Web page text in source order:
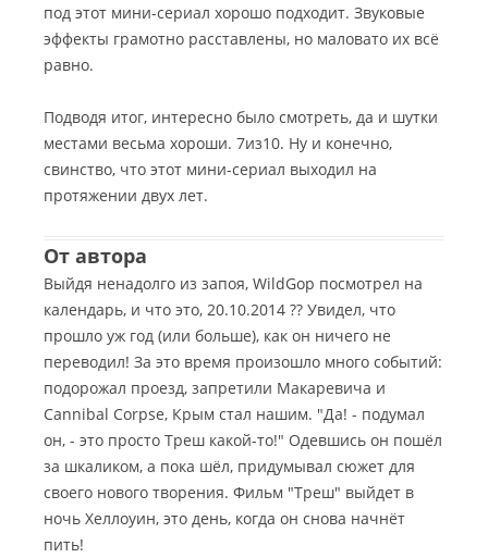
под этот мини-сериал хорошо подходит. Звуковые
эффекты грамотно расставлены, но маловато их всё
равно.
Подводя итог, интересно было смотреть, да и шутки
местами весьма хороши. 7из10. Ну и конечно,
свинство, что этот мини-сериал выходил на
протяжении двух лет.
От автора
Выйдя ненадолго из запоя, WildGop посмотрел на
календарь, и что это, 20.10.2014 ?? Увидел, что
прошло уж год (или больше), как он ничего не
переводил! За это время произошло много событий:
подорожал проезд, запретили Макаревича и
Cannibal Corpse, Крым стал нашим. "Да! - подумал
он, - это просто Треш какой-то!" Одевшись он пошёл
за шкаликом, а пока шёл, придумывал сюжет для
своего нового творения. Фильм "Треш" выйдет в
ночь Хеллоуин, это день, когда он снова начнёт
пить!